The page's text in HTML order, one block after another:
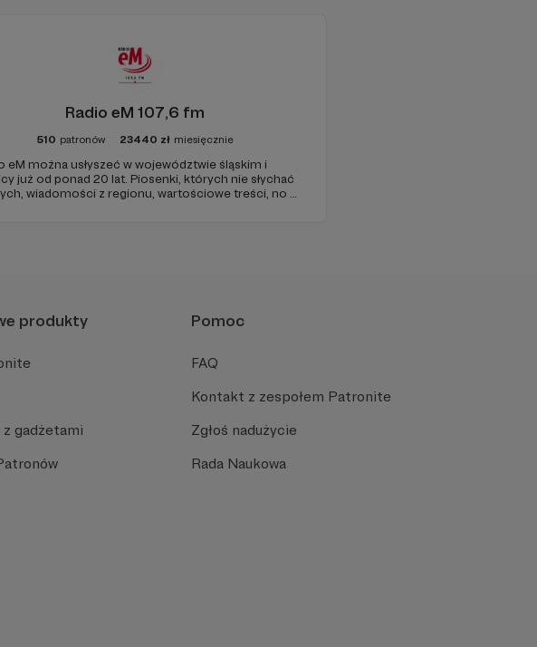
Radio eM 107,6 fm
510 patronów 23440 zł miesięcznie
eM można usłyszeć w województwie śląskim i
już od ponad 20 lat. Piosenki, których nie słychać
wiadomości z regionu, wartościowe treści, no i
produkty
gadżetami
Pomoc
FAQ
Kontakt z zespołem Patronite
Zgłoś nadużycie
Rada Naukowa